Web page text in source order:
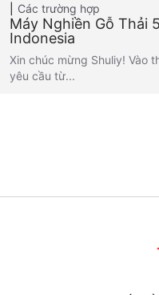
Các trường hợp
Máy Nghiền Gỗ Thải
Indonesia
Xin chúc mừng Shuliy! Vào
yêu cầu từ...